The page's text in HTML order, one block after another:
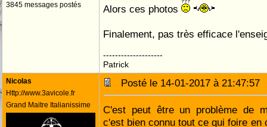
3845 messages postés
Alors ces photos
Finalement, pas très efficace
--------------------
Patrick
Nicolas
Http://www.3avicole.fr
Grand Maitre Italianissime
Posté le 14-01-2017 à
C'est peut être un problème de
c'est bien connu tout ce qui foire en